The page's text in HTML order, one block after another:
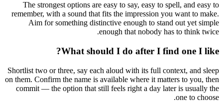
The strongest options are easy to say, easy to spell, and easy to
remember, with a sound that fits the impression you want to make.
Aim for something distinctive enough to stand out yet simple
enough that nobody has to think twice.
What should I do after I find one I like?
Shortlist two or three, say each aloud with its full context, and sleep
on them. Confirm the name is available where it matters to you, then
commit — the option that still feels right a day later is usually the
one to choose.